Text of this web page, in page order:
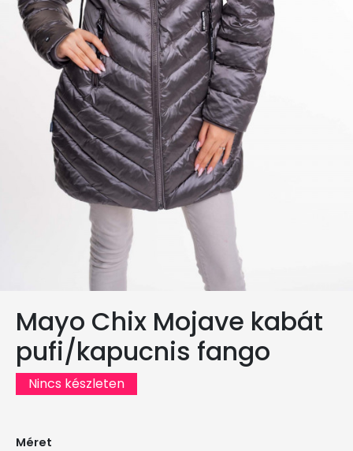
Mayo Chix Mojave kabát
pufi/kapucnis fango
Nincs készleten
Méret